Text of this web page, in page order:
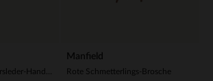
Manfield
Rote Schmetterlings-Brosche